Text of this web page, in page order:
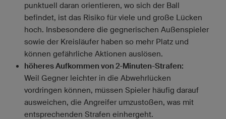
punktuell daran orientieren, wo sich der Ball
befindet, ist das Risiko für viele und große Lücken
hoch. Insbesondere die gegnerischen Außenspieler
sowie der Kreisläufer haben so mehr Platz und
können gefährliche Aktionen auslösen.
höheres Aufkommen von 2-Minuten-Strafen:
Weil Gegner leichter in die Abwehrlücken
vordringen können, müssen Spieler häufig darauf
ausweichen, die Angreifer umzustoßen, was mit
entsprechenden Strafen einhergeht.